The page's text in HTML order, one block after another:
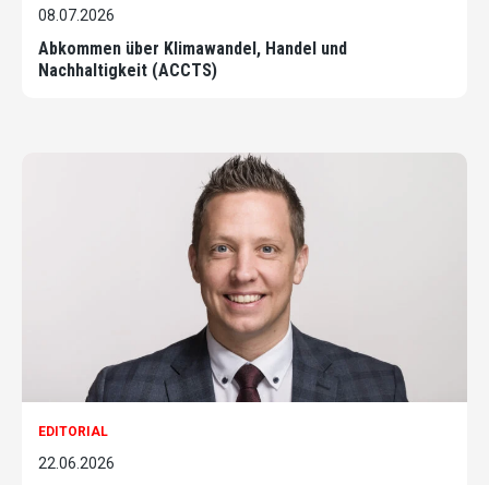
08.07.2026
Abkommen über Klimawandel, Handel und
Nachhaltigkeit (ACCTS)
EDITORIAL
22.06.2026